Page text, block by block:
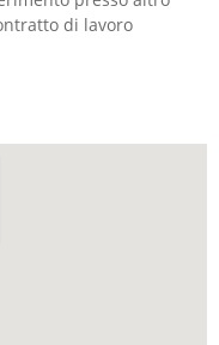
di lavoro